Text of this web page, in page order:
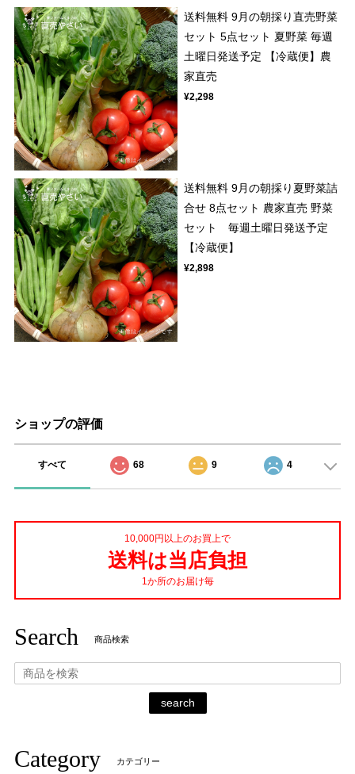
送料無料 9月の朝採り直売野菜
セット 5点セット 夏野菜 毎週
土曜日発送予定 【冷蔵便】農
家直売
¥2,298
送料無料 9月の朝採り夏野菜詰
合せ 8点セット 農家直売 野菜
セット 毎週土曜日発送予定
【冷蔵便】
¥2,898
ショップの評価
すべて 68 9 4
10,000円以上のお買上で
送料は当店負担
1か所のお届け毎
Search 商品検索
search
Category カテゴリー